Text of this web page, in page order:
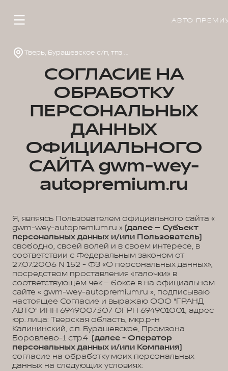
АВТО
Тверь, Бурашевское с/п, тпз Боровлево-1, стр. 4
СОГЛАСИЕ НА
ОБРАБОТКУ
ПЕРСОНАЛЬНЫХ
ДАННЫХ
ОФИЦИАЛЬНОГО
САЙТА gwm-wey-
autopremium.ru
Я, являясь Пользователем официального сайта «
gwm-wey-autopremium.ru » (далее – Субъект
персональных данных и/или Пользователь)
свободно, своей волей и в своем интересе, в
соответствии с Федеральным законом от
27.07.2006 N 152 - ФЗ «О персональных данных»,
посредством проставления «галочки» в
соответствующем чек – боксе в на официальном
сайте « gwm-wey-autopremium.ru », подписываю
настоящее Согласие и выражаю ООО "ГРАНД
АВТО" ИНН 6949007307 ОГРН 694901001, адрес
юр. лица: Тверская область, мкр.р-н
Калининский, с.п. Бурашевское, Промзона
Боровлево-1 стр.4 (далее - Оператор
персональных данных и/или Компания)
согласие на обработку моих персональных
данных на следующих условиях: